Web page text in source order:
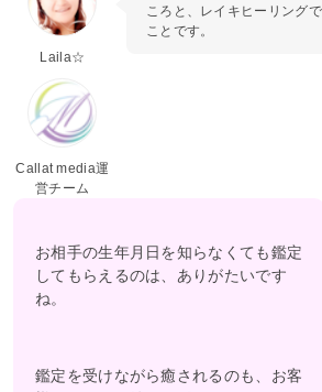
Laila☆
ころと、レイキヒーリング
ことです。
Callat media運
営チーム
お相手の生年月日を知らなくても鑑定
してもらえるのは、ありがたいです
ね。
鑑定を受けながら癒されるのも、お客